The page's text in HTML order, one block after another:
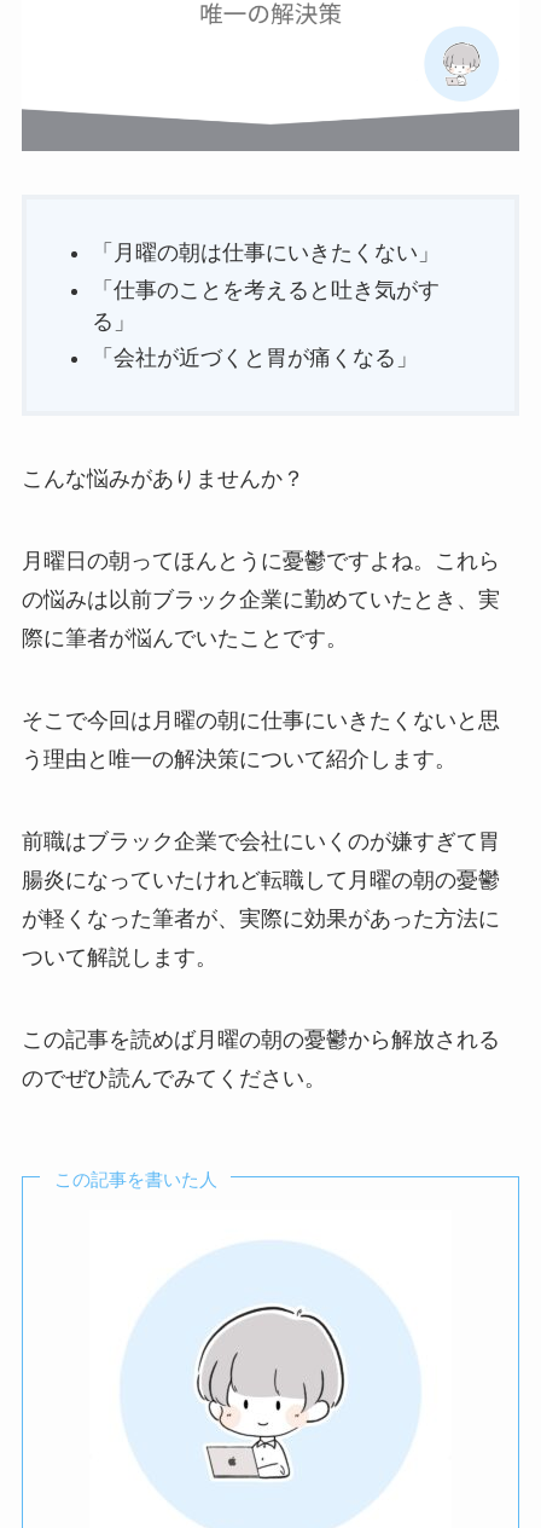
「月曜の朝は仕事にいきたくない」
「仕事のことを考えると吐き気がす
る」
「会社が近づくと胃が痛くなる」
こんな悩みがありませんか？
月曜日の朝ってほんとうに憂鬱ですよね。これら
の悩みは以前ブラック企業に勤めていたとき、実
際に筆者が悩んでいたことです。
そこで今回は月曜の朝に仕事にいきたくないと思
う理由と唯一の解決策について紹介します。
前職はブラック企業で会社にいくのが嫌すぎて胃
腸炎になっていたけれど転職して月曜の朝の憂鬱
が軽くなった筆者が、実際に効果があった方法に
ついて解説します。
この記事を読めば月曜の朝の憂鬱から解放される
のでぜひ読んでみてください。
この記事を書いた人